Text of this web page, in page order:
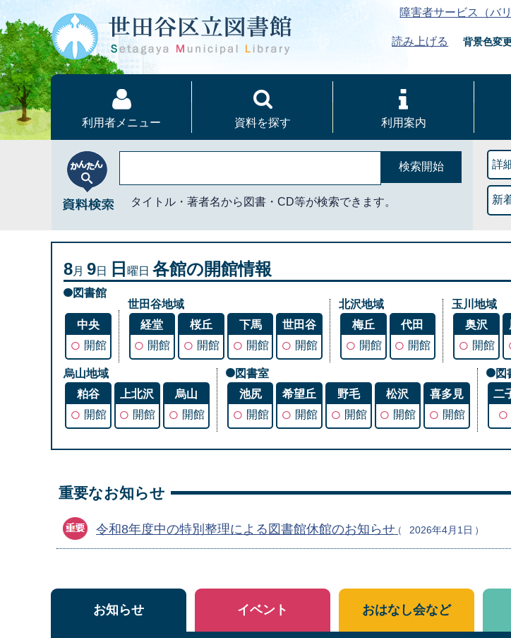
障害者サービス（バ
読み上げる 背景色変
利用者メニュー 資料を探す 利用案内
タイトル・著者名から図書・CD等が検索できます。
詳
新
8月 9日 日 曜日 各館の開館情報
図書館
中央
○ 開館
世田谷地域
経堂
○ 開館
桜丘
○ 開館
下馬
○ 開館
世田谷
○ 開館
北沢地域
梅丘
○ 開館
代田
○ 開館
玉川地域
奥沢
○ 開館
烏山地域
粕谷
○ 開館
上北沢
○ 開館
烏山
○ 開館
図書室
池尻
○ 開館
希望丘
○ 開館
野毛
○ 開館
松沢
○ 開館
喜多見
○ 開館
図
二
○
重要なお知らせ
令和8年度中の特別整理による図書館休館のお知らせ 2026年4月1日
お知らせ イベント おはなし会など